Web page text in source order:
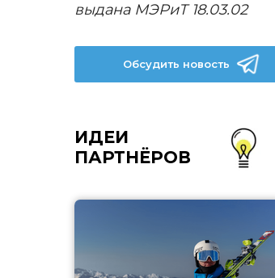
выдана МЭРиТ 18.03.02
Обсудить новость
ИДЕИ
ПАРТНЁРОВ